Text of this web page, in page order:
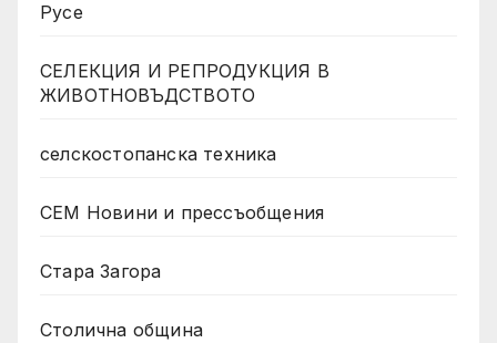
Русе
СЕЛЕКЦИЯ И РЕПРОДУКЦИЯ В
ЖИВОТНОВЪДСТВОТО
селскостопанска техника
СЕМ Новини и прессъобщения
Стара Загора
Столична община